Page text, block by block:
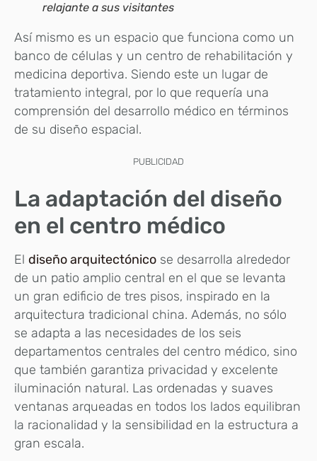
relajante a sus visitantes
Así mismo es un espacio que funciona como un
banco de células y un centro de rehabilitación y
medicina deportiva. Siendo este un lugar de
tratamiento integral, por lo que requería una
comprensión del desarrollo médico en términos
de su diseño espacial.
PUBLICIDAD
La adaptación del diseño
en el centro médico
El diseño arquitectónico se desarrolla alrededor
de un patio amplio central en el que se levanta
un gran edificio de tres pisos, inspirado en la
arquitectura tradicional china. Además, no sólo
se adapta a las necesidades de los seis
departamentos centrales del centro médico, sino
que también garantiza privacidad y excelente
iluminación natural. Las ordenadas y suaves
ventanas arqueadas en todos los lados equilibran
la racionalidad y la sensibilidad en la estructura a
gran escala.